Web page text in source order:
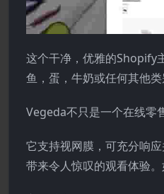
这个干净，优雅的Shopify
鱼，蛋，牛奶或任何其他
Vegeda不只是一个在线零
它支持视网膜，可充分响
带来令人惊叹的观看体验